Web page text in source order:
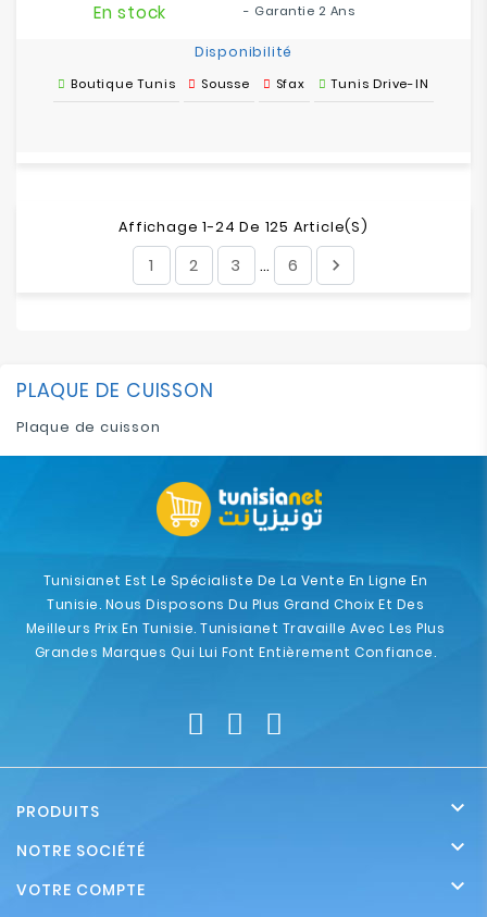
- Garantie 2 Ans
En stock
Disponibilité
Boutique Tunis Sousse Sfax Tunis Drive-IN
Affichage 1-24 De 125 Article(s)
1 2 3 … 6 
PLAQUE DE CUISSON
Plaque de cuisson
Tunisianet Est Le Spécialiste De La Vente En Ligne En
Tunisie. Nous Disposons Du Plus Grand Choix Et Des
Meilleurs Prix En Tunisie. Tunisianet Travaille Avec Les Plus
Grandes Marques Qui Lui Font Entièrement Confiance.
PRODUITS 
NOTRE SOCIÉTÉ 
VOTRE COMPTE
